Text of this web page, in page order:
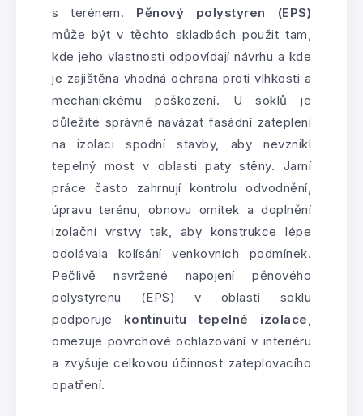
s terénem. Pěnový polystyren (EPS)
může být v těchto skladbách použit tam,
kde jeho vlastnosti odpovídají návrhu a kde
je zajištěna vhodná ochrana proti vlhkosti a
mechanickému poškození. U soklů je
důležité správně navázat fasádní zateplení
na izolaci spodní stavby, aby nevznikl
tepelný most v oblasti paty stěny. Jarní
práce často zahrnují kontrolu odvodnění,
úpravu terénu, obnovu omítek a doplnění
izolační vrstvy tak, aby konstrukce lépe
odolávala kolísání venkovních podmínek.
Pečlivě navržené napojení pěnového
polystyrenu (EPS) v oblasti soklu
podporuje kontinuitu tepelné izolace,
omezuje povrchové ochlazování v interiéru
a zvyšuje celkovou účinnost zateplovacího
opatření.